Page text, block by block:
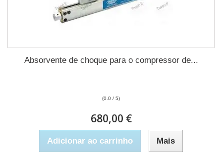
Absorvente de choque para o compressor de...
(0.0 / 5)
680,00 €
Adicionar ao carrinho Mais